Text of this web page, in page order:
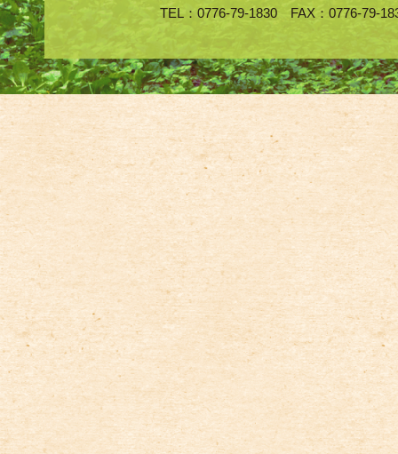
TEL：0776-79-1830 FAX：0776-79-